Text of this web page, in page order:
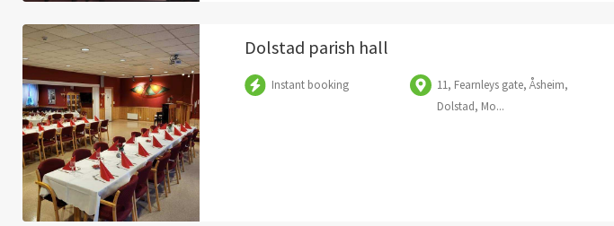
Dolstad parish hall
Instant booking
11, Fearnleys gate, Åsheim,
Dolstad, Mo...